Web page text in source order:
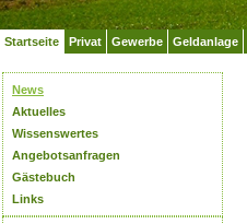
Startseite Privat Gewerbe Geldanlage
News
Aktuelles
Wissenswertes
Angebotsanfragen
Gästebuch
Links